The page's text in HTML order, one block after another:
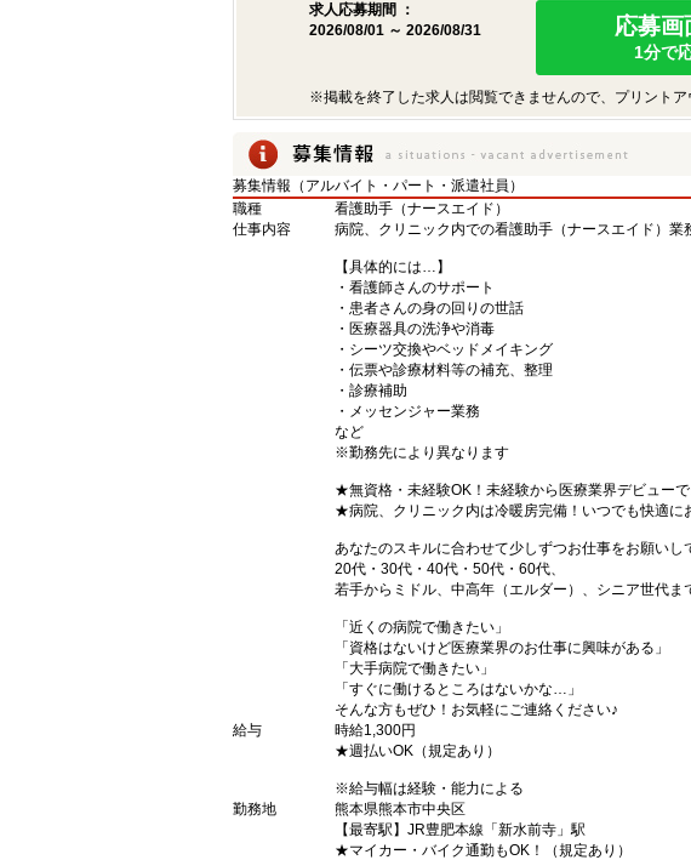
求人応募期間 ：
2026/08/01 ～ 2026/08/31
応募画
1分で
※掲載を終了した求人は閲覧できませんので、プリントア
募集情報（アルバイト・パート・派遣社員）
職種
看護助手（ナースエイド）
仕事内容
病院、クリニック内での看護助手（ナースエイド）業
【具体的には…】
・看護師さんのサポート
・患者さんの身の回りの世話
・医療器具の洗浄や消毒
・シーツ交換やベッドメイキング
・伝票や診療材料等の補充、整理
・診療補助
・メッセンジャー業務
など
※勤務先により異なります
★無資格・未経験OK！未経験から医療業界デビュー
★病院、クリニック内は冷暖房完備！いつでも快適に
あなたのスキルに合わせて少しずつお仕事をお願いし
20代・30代・40代・50代・60代、
若手からミドル、中高年（エルダー）、シニア世代ま
「近くの病院で働きたい」
「資格はないけど医療業界のお仕事に興味がある」
「大手病院で働きたい」
「すぐに働けるところはないかな…」
そんな方もぜひ！お気軽にご連絡ください♪
給与
時給1,300円
★週払いOK（規定あり）
※給与幅は経験・能力による
勤務地
熊本県熊本市中央区
【最寄駅】JR豊肥本線「新水前寺」駅
★マイカー・バイク通勤もOK！（規定あり）